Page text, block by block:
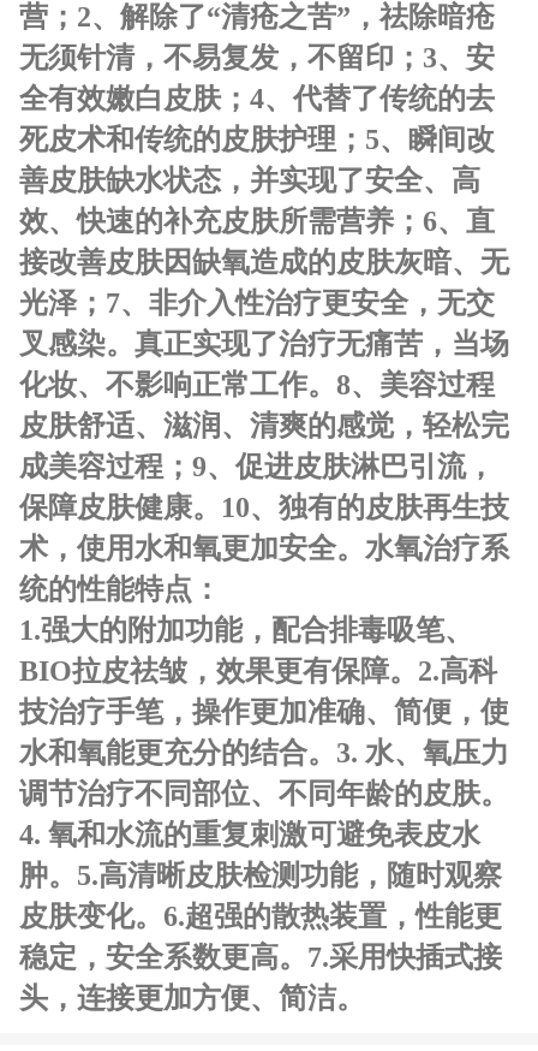
营； 2、解除了“清疮之苦”，祛除暗疮
无须针清，不易复发，不留印； 3、安
全有效嫩白皮肤； 4、代替了传统的去
死皮术和传统的皮肤护理； 5、瞬间改
善皮肤缺水状态，并实现了安全、高
效、快速的补充皮肤所需营养； 6、直
接改善皮肤因缺氧造成的皮肤灰暗、无
光泽； 7、非介入性治疗更安全，无交
叉感染。真正实现了治疗无痛苦，当场
化妆、不影响正常工作。 8、美容过程
皮肤舒适、滋润、清爽的感觉，轻松完
成美容过程； 9、促进皮肤淋巴引流，
保障皮肤健康。 10、独有的皮肤再生技
术，使用水和氧更加安全。 水氧治疗系
统的性能特点：
1.强大的附加功能，配合排毒吸笔、
BIO拉皮祛皱，效果更有保障。 2.高科
技治疗手笔，操作更加准确、简便，使
水和氧能更充分的结合。 3. 水、氧压力
调节治疗不同部位、不同年龄的皮肤。
4. 氧和水流的重复刺激可避免表皮水
肿。 5.高清晰皮肤检测功能，随时观察
皮肤变化。 6.超强的散热装置，性能更
稳定，安全系数更高。 7.采用快插式接
头，连接更加方便、简洁。